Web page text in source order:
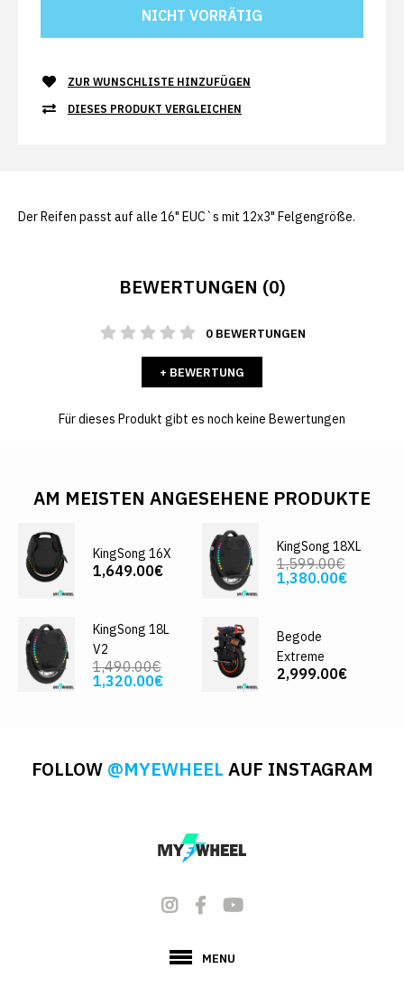
ZUR WUNSCHLISTE HINZUFÜGEN
DIESES PRODUKT VERGLEICHEN
Der Reifen passt auf alle 16" EUC`s mit 12x3" Felgengröße.
BEWERTUNGEN (0)
0 BEWERTUNGEN
+ BEWERTUNG
Für dieses Produkt gibt es noch keine Bewertungen
AM MEISTEN ANGESEHENE PRODUKTE
KingSong 16X
1,649.00€
KingSong 18XL
1,599.00€
1,380.00€
KingSong 18L
V2
1,490.00€
1,320.00€
Begode
Extreme
2,999.00€
FOLLOW @MYEWHEEL AUF INSTAGRAM
MENU